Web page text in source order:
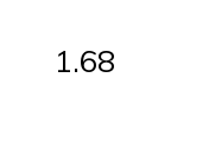
1.68